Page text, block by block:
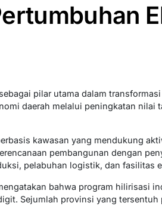
pilar utama dalam
daerah melalui peningkatan nilai
kawasan yang mendukung
pembangunan dengan
pelabuhan logistik, dan fasilitas
bahwa program hilirisasi
Sejumlah provinsi yang